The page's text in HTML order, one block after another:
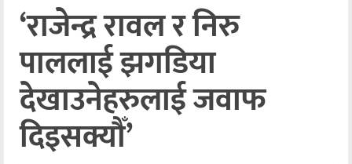
अन्तराष्ट्रिय
अन्तर्वार्ता
अर्थ
खेलकुद
मनोरञ्जन
‘राजेन्द्र रावल र निरु
पाललाई झगडिया
देखाउनेहरुलाई जवाफ
दिइसक्यौँ’